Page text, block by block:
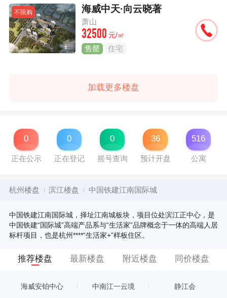
不限购 海威中天·向云晓著
萧山
32500 元/㎡
售罄 住宅
加载更多楼盘
0
正在公示
0
正在登记
0
摇号查询
36
预计开盘
516
公寓
杭州楼盘 滨江楼盘 中国铁建江南国际城
中国铁建江南国际城，择址江南城板块，项目位处滨江正中心，是
中国铁建“国际城”高端产品系与“生活家”品牌概念于一体的高端人居
标杆项目，也是杭州****“生活家+”样板住区。
推荐楼盘 最新楼盘 附近楼盘 同价楼盘
海威安铂中心 中南江一云境 静江会